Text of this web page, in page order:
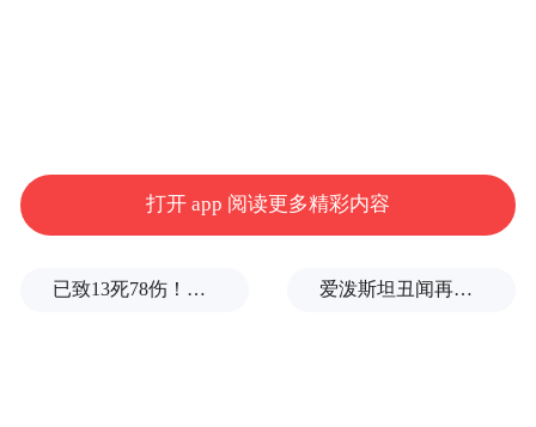
小伙子名叫小任
打开 app 阅读更多精彩内容
已致13死78伤！这是乌方对俄本土发动的最致命袭击之一 爱泼斯坦丑闻再曝新线索！美国顶级艺术学校爆70起性侵黑幕，近50名成年人被指控